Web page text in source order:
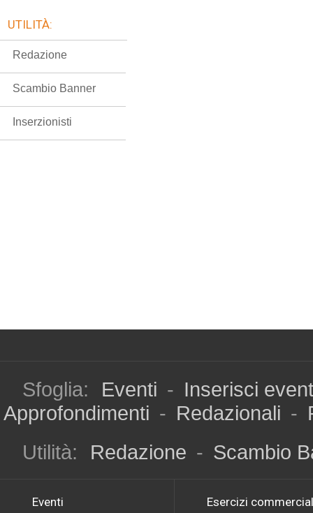
UTILITÀ:
Redazione
Scambio Banner
Inserzionisti
Sfoglia: Eventi - Inserisci
Approfondimenti - Redazionali -
Utilità:
Redazione - Scambio
Eventi Esercizi